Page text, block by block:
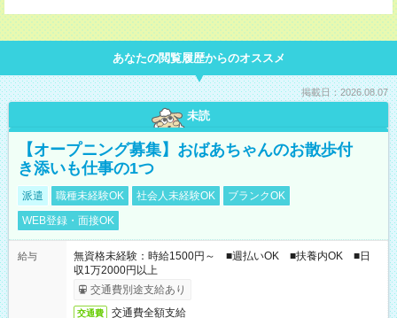
あなたの閲覧履歴からのオススメ
掲載日：2026.08.07
未読
【オープニング募集】おばあちゃんのお散歩付
き添いも仕事の1つ
派遣 職種未経験OK 社会人未経験OK
ブランクOK
WEB登録・面接OK
給与
無資格未経験：時給1500円～ ■週払いOK ■扶養内OK ■日
収1万2000円以上
交通費別途支給あり
交通費 交通費全額支給